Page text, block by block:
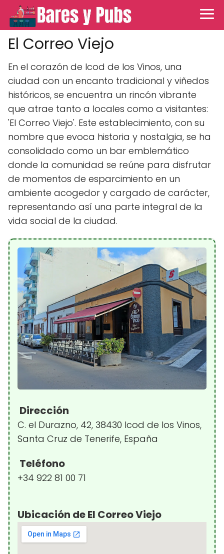
El Correo Viejo
En el corazón de Icod de los Vinos, una
ciudad con un encanto tradicional y viñedos
históricos, se encuentra un rincón vibrante
que atrae tanto a locales como a visitantes:
'El Correo Viejo'. Este establecimiento, con su
nombre que evoca historia y nostalgia, se ha
consolidado como un bar emblemático
donde la comunidad se reúne para disfrutar
de momentos de esparcimiento en un
ambiente acogedor y cargado de carácter,
representando así una parte integral de la
vida social de la ciudad.
Dirección
C. el Durazno, 42, 38430 Icod de los Vinos,
Santa Cruz de Tenerife, España
Teléfono
+34 922 81 00 71
Ubicación de El Correo Viejo